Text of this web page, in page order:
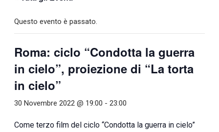
Questo evento è passato.
Roma: ciclo “Condotta la guerra
in cielo”, proiezione di “La torta
in cielo”
30 Novembre 2022 @ 19:00 -23:00
Come terzo film del ciclo “Condotta la guerra in cielo”